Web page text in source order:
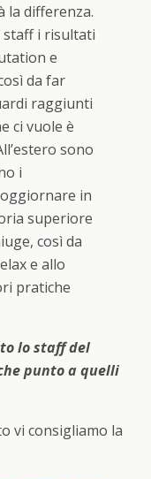
la differenza.
staff i risultati
e
da far
raggiunti
ci vuole è
sono
i
in
superiore
così da
e allo
pratiche
lo staff del
punto a quelli
vi consigliamo la